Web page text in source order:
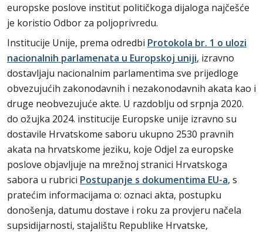
europske poslove institut političkoga dijaloga najčešće
je koristio Odbor za poljoprivredu.
Institucije Unije, prema odredbi Protokola br. 1 o ulozi
nacionalnih parlamenata u Europskoj uniji, izravno
dostavljaju nacionalnim parlamentima sve prijedloge
obvezujućih zakonodavnih i nezakonodavnih akata kao i
druge neobvezujuće akte. U razdoblju od srpnja 2020.
do ožujka 2024. institucije Europske unije izravno su
dostavile Hrvatskome saboru ukupno 2530 pravnih
akata na hrvatskome jeziku, koje Odjel za europske
poslove objavljuje na mrežnoj stranici Hrvatskoga
sabora u rubrici Postupanje s dokumentima EU-a, s
pratećim informacijama o: oznaci akta, postupku
donošenja, datumu dostave i roku za provjeru načela
supsidijarnosti, stajalištu Republike Hrvatske,